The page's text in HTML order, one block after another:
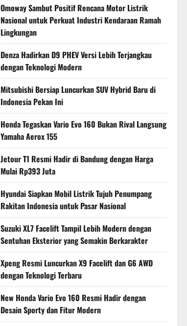
Omoway Sambut Positif Rencana Motor Listrik
Nasional untuk Perkuat Industri Kendaraan Ramah
Lingkungan
Denza Hadirkan D9 PHEV Versi Lebih Terjangkau
dengan Teknologi Modern
Mitsubishi Bersiap Luncurkan SUV Hybrid Baru di
Indonesia Pekan Ini
Honda Tegaskan Vario Evo 160 Bukan Rival Langsung
Yamaha Aerox 155
Jetour T1 Resmi Hadir di Bandung dengan Harga
Mulai Rp393 Juta
Hyundai Siapkan Mobil Listrik Tujuh Penumpang
Rakitan Indonesia untuk Pasar Nasional
Suzuki XL7 Facelift Tampil Lebih Modern dengan
Sentuhan Eksterior yang Semakin Berkarakter
Xpeng Resmi Luncurkan X9 Facelift dan G6 AWD
dengan Teknologi Terbaru
New Honda Vario Evo 160 Resmi Hadir dengan
Desain Sporty dan Fitur Modern